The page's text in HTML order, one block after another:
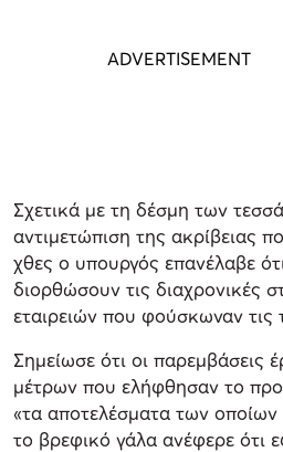
Σχετικά με τη δέσμη των
αντιμετώπιση της ακρίβειας
χθες ο υπουργός επανέλαβε
διορθώσουν τις διαχρονικές
εταιρειών που φούσκωναν τις
Σημείωσε ότι οι παρεμβάσεις
μέτρων που ελήφθησαν το
«τα αποτελέσματα των οποίων
το βρεφικό γάλα ανέφερε ότι